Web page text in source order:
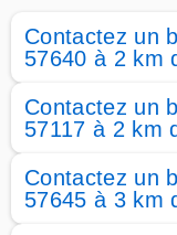
Contactez un
57640 à 2 km
Contactez un
57117 à 2 km
Contactez un
57645 à 3 km